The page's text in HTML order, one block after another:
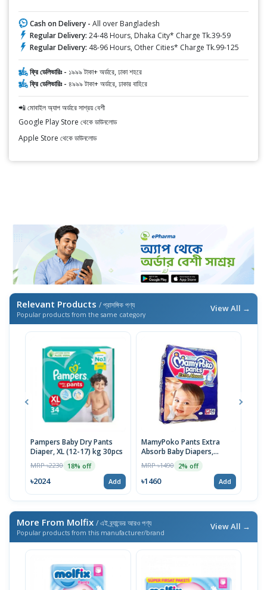
Cash on Delivery - All over Bangladesh
Regular Delivery: 24-48 Hours, Dhaka City* Charge Tk.39-59
Regular Delivery: 48-96 Hours, Other Cities* Charge Tk.99-125
ফ্রি ডেলিভারিঃ - ১৯৯৯ টাকা+ অর্ডারে, ঢাকা শহরে
ফ্রি ডেলিভারিঃ - ৪৯৯৯ টাকা+ অর্ডারে, ঢাকার বাহিরে
📲 মোবাইল অ্যাপ অর্ডারে সাশ্রয় বেশী
Google Play Store থেকে ডাউনলোড
Apple Store থেকে ডাউনলোড
Relevant Products / প্রাসঙ্গিক পণ্য
Popular products from the same category
View All →
Pampers Baby Dry Pants
Diaper, XL (12-17) kg 30pcs
MRP ৳2230 18% off
৳2024 Add
MamyPoko Pants Extra
Absorb Baby Diapers,
Medium (7-12 Kg) 56 Count
MRP ৳1490 2% off
৳1460 Add
More From Molfix / এই ব্র্যান্ডের আরও পণ্য
Popular products from this manufacturer/brand
View All →